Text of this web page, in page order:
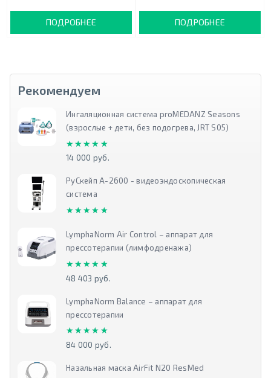
ПОДРОБНЕЕ ПОДРОБНЕЕ
Рекомендуем
Ингаляционная система proMEDANZ Seasons
(взрослые + дети, без подогрева, JRT S05)
★★★★★
★★★★★
14 000 руб.
РуСкейп А-2600 - видеоэндоскопическая
система
★★★★★
★★★★★
LymphaNorm Air Control – аппарат для
прессотерапии (лимфодренажа)
★★★★★
★★★★★
48 403 руб.
LymphaNorm Balance – аппарат для
прессотерапии
★★★★★
★★★★★
84 000 руб.
Назальная маска AirFit N20 ResMed